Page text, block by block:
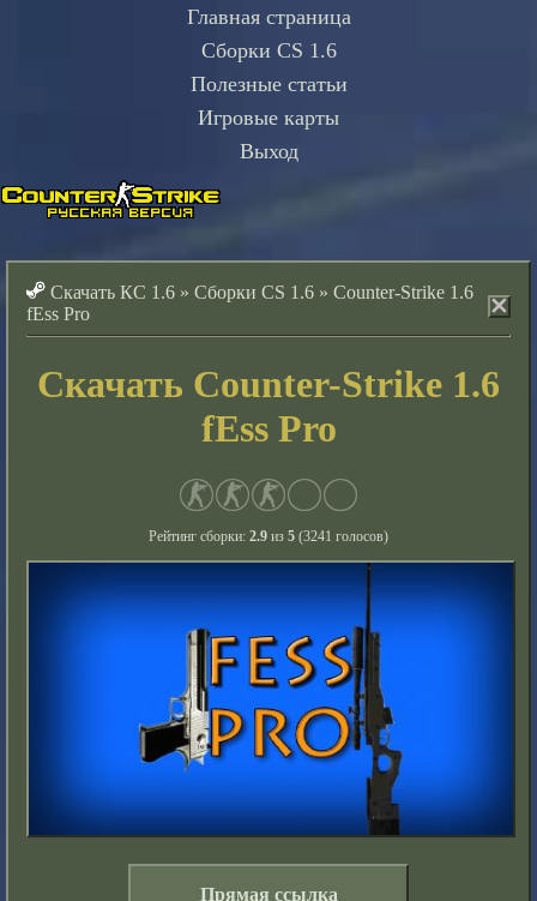
Главная страница
Сборки CS 1.6
Полезные статьи
Игровые карты
Выход
Скачать КС 1.6 »Сборки CS 1.6 »Counter-Strike 1.6
fEss Pro
Скачать Counter-Strike 1.6
fEss Pro
Рейтинг сборки: 2.9 из 5 (3241 голосов)
Прямая ссылка